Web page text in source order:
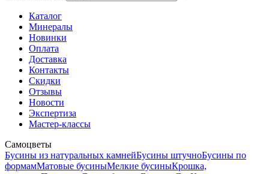
Каталог
Минералы
Новинки
Оплата
Доставка
Контакты
Скидки
Отзывы
Новости
Экспертиза
Мастер-классы
Самоцветы
Бусины из натуральных камнейБусины штучноБусины по
формамМатовые бусиныМелкие бусиныКрошка,